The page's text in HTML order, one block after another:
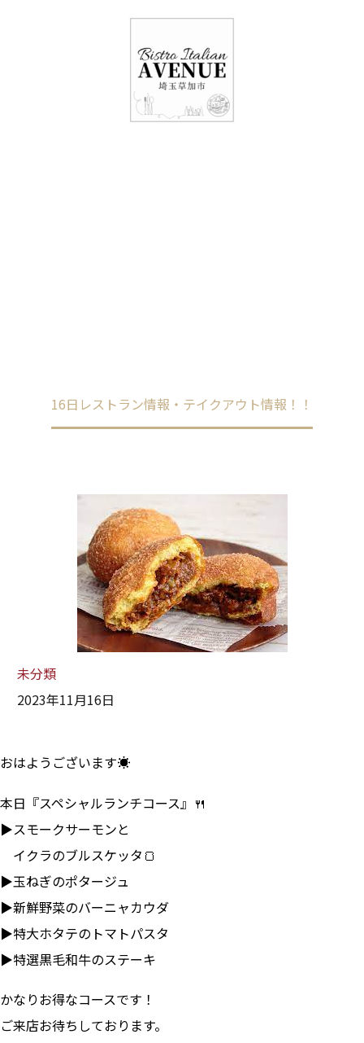
16日レストラン情報・テイクアウト情報！！
未分類
2023年11月16日
おはようございます☀
本日『スペシャルランチコース』🍴
▶スモークサーモンと
イクラのブルスケッタ🍞
▶玉ねぎのポタージュ
▶新鮮野菜のバーニャカウダ
▶特大ホタテのトマトパスタ
▶特選黒毛和牛のステーキ
かなりお得なコースです！
ご来店お待ちしております。